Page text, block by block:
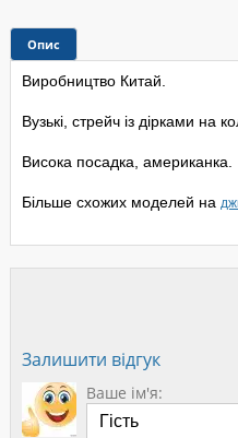
Опис
Виробництво Китай.
Вузькі, стрейч із дірками на
Висока посадка, американка.
Більше схожих моделей на
Залишити відгук
Ваше ім'я: